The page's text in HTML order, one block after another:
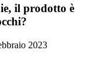
il prodotto è
2023